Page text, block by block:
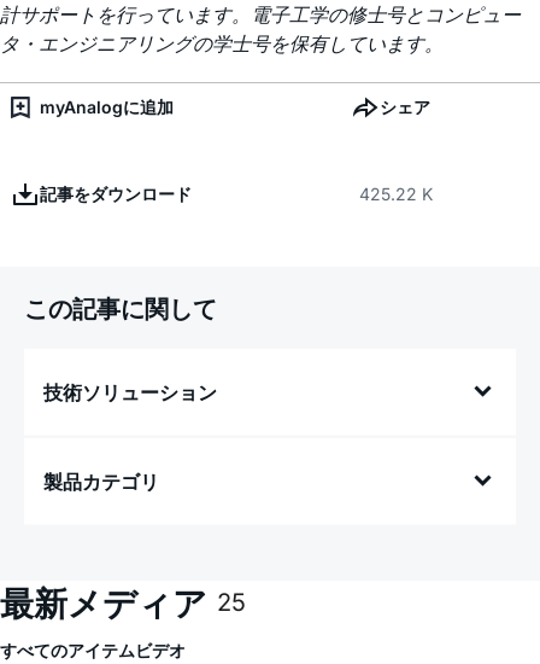
計サポートを行っています。電子工学の修士号とコンピュー
タ・エンジニアリングの学士号を保有しています。
myAnalogに追加 シェア
記事をダウンロード 425.22 K
この記事に関して
技術ソリューション
製品カテゴリ
最新メディア 25
すべてのアイテムビデオ